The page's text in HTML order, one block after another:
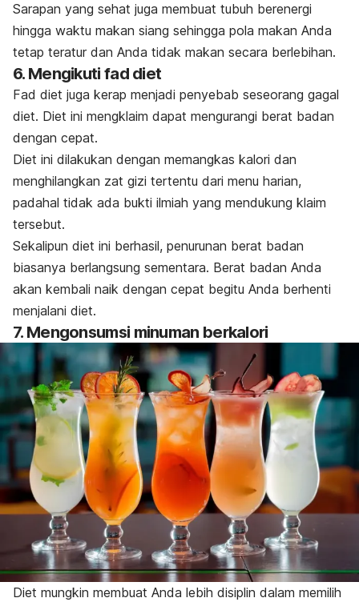
Sarapan yang sehat juga membuat tubuh berenergi
hingga waktu makan siang sehingga pola makan Anda
tetap teratur dan Anda tidak makan secara berlebihan.
6. Mengikuti fad diet
Fad diet juga kerap menjadi penyebab seseorang gagal
diet. Diet ini mengklaim dapat mengurangi berat badan
dengan cepat.
Diet ini dilakukan dengan memangkas kalori dan
menghilangkan zat gizi tertentu dari menu harian,
padahal tidak ada bukti ilmiah yang mendukung klaim
tersebut.
Sekalipun diet ini berhasil, penurunan berat badan
biasanya berlangsung sementara. Berat badan Anda
akan kembali naik dengan cepat begitu Anda berhenti
menjalani diet.
7. Mengonsumsi minuman berkalori
Diet mungkin membuat Anda lebih disiplin dalam memilih